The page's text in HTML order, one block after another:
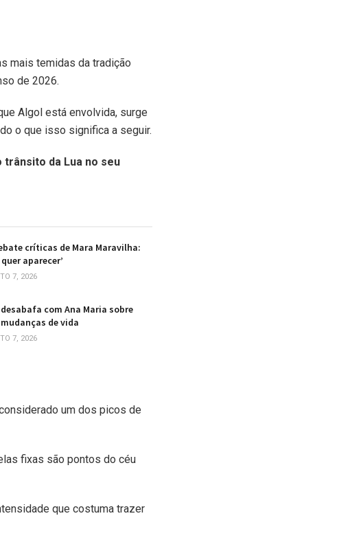
mais temidas da tradição
de 2026.
Algol está envolvida, surge
o que isso significa a seguir.
trânsito da Lua no seu
críticas de Mara Maravilha:
quer aparecer’
7, 2026
com Ana Maria sobre
de vida
7, 2026
um dos picos de
fixas são pontos do céu
que costuma trazer